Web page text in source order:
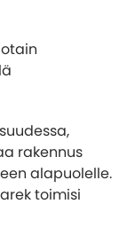
rakennus
alapuolelle.
toimisi